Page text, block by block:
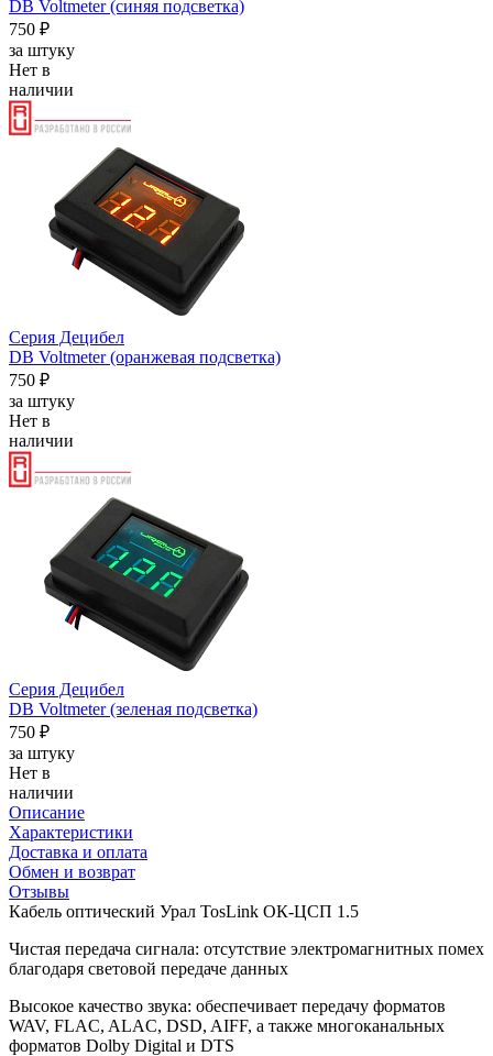
DB Voltmeter (синяя подсветка)
750 ₽
за штуку
Нет в
наличии
Серия Децибел
DB Voltmeter (оранжевая подсветка)
750 ₽
за штуку
Нет в
наличии
Серия Децибел
DB Voltmeter (зеленая подсветка)
750 ₽
за штуку
Нет в
наличии
Описание
Характеристики
Доставка и оплата
Обмен и возврат
Отзывы
Кабель оптический Урал TosLink ОК-ЦСП 1.5
Чистая передача сигнала: отсутствие электромагнитных помех
благодаря световой передаче данных
Высокое качество звука: обеспечивает передачу форматов
WAV, FLAC, ALAC, DSD, AIFF, а также многоканальных
форматов Dolby Digital и DTS